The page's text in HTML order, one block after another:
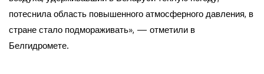
потеснила область повышенного атмосферного давления, в
стране стало подмораживать», — отметили в
Белгидромете.